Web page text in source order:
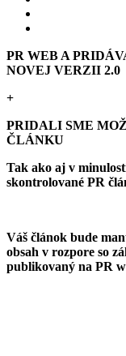
PR WEB A
NOVEJ VERZII 2.0
+
PRIDALI SME
ČLÁNKU
Tak ako aj v
skontrolované PR
Váš článok bude
obsah v rozpore so
publikovaný na PR